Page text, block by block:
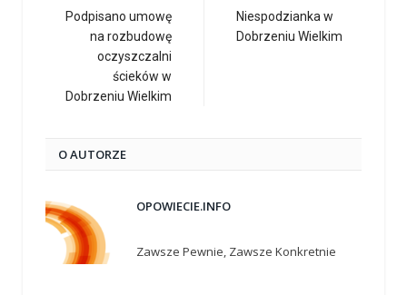
Podpisano umowę
na rozbudowę
oczyszczalni
ścieków w
Dobrzeniu Wielkim
Niespodzianka w
Dobrzeniu Wielkim
O AUTORZE
OPOWIECIE.INFO
Zawsze Pewnie, Zawsze Konkretnie